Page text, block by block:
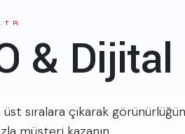
&
sıralara çıkarak